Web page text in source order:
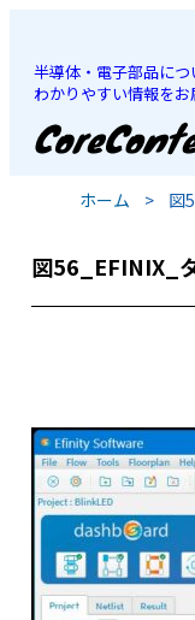
半導体・電子部品につ
わかりやすい情報をお
JP
ホーム > 図
図56_EFINIX_